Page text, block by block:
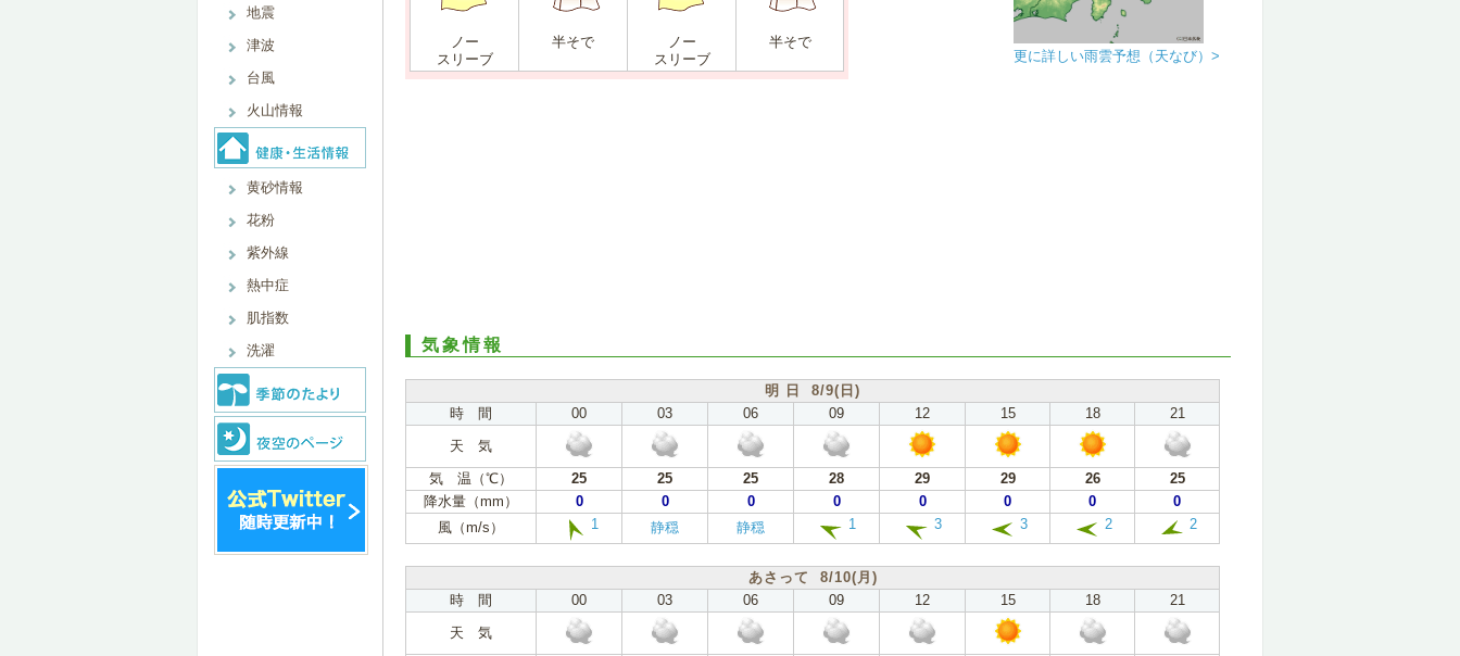
地震
津波
台風
火山情報
黄砂情報
花粉
紫外線
熱中症
肌指数
洗濯
ノー
スリーブ
半そで
ノー
スリーブ
半そで
更に詳しい雨雲予想（天なび）>
気象情報
明 日 8/9(日)
時 間
00 03 06 09 12 15 18
21
天 気
気 温（℃）
25 25 25 28 29 29 26
25
降水量（mm）
0 0 0 0 0 0 0
0
風（m/s）
1 静穏 静穏 1 3 3 2 2
あさって 8/10(月)
時 間
00 03 06 09 12 15 18
21
天 気